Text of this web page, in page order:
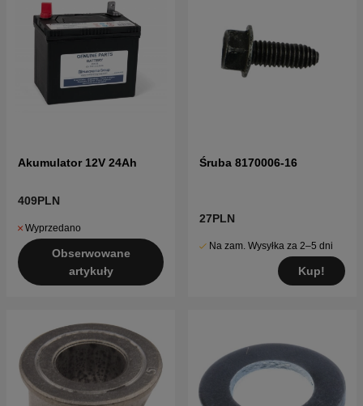
Akumulator 12V 24Ah
409PLN
Wyprzedano
Obserwowane
artykuły
Śruba 8170006-16
27PLN
Na zam. Wysyłka za 2–5 dni
Kup!